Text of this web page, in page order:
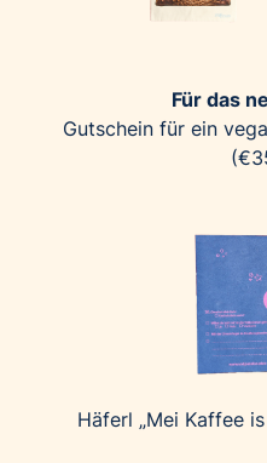
Für das
Gutschein für ein
Häferl „Mei Kaffee